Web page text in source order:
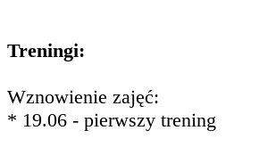
Treningi:
Wznowienie zajęć:
* 19.06 - pierwszy trening